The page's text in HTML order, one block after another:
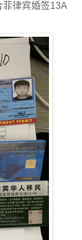
律宾婚签13A